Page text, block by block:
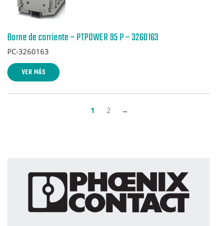
Borne de corriente – PTPOWER 95 P – 3260163
PC-3260163
VER MÁS
1 2 →